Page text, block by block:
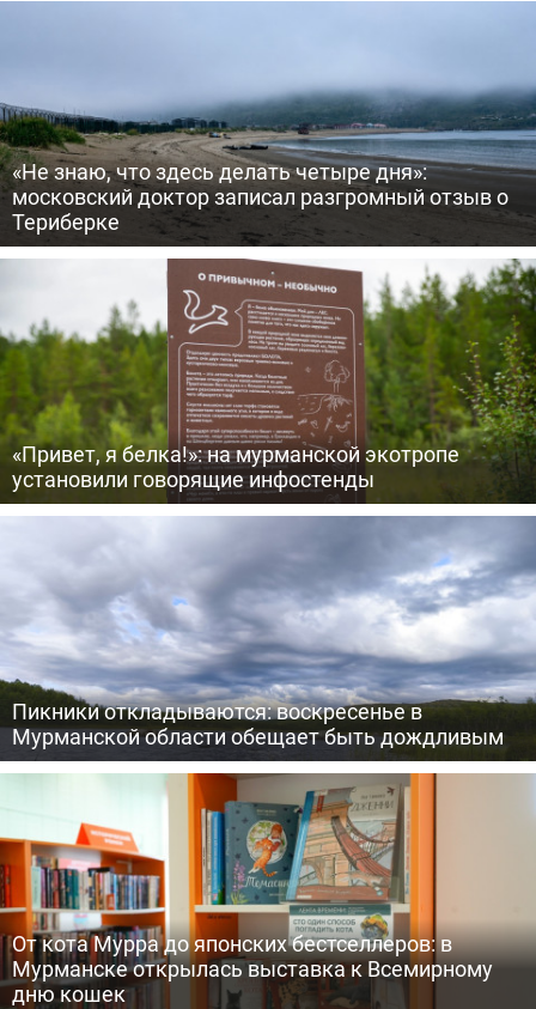
«Не знаю, что здесь делать четыре дня»:
московский доктор записал разгромный отзыв о
Териберке
«Привет, я белка!»: на мурманской экотропе
установили говорящие инфостенды
Пикники откладываются: воскресенье в
Мурманской области обещает быть дождливым
От кота Мурра до японских бестселлеров: в
Мурманске открылась выставка к Всемирному
дню кошек